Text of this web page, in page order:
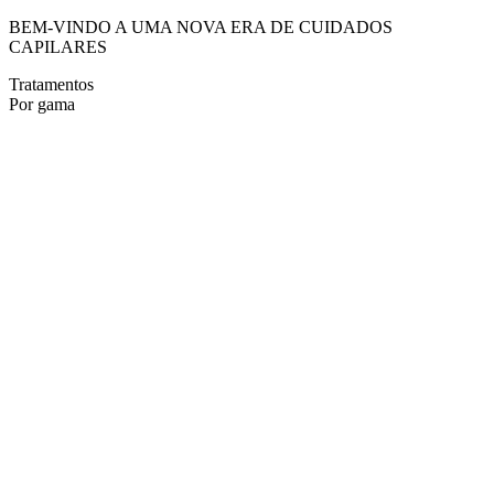
BEM-VINDO A UMA NOVA ERA DE CUIDADOS
CAPILARES
Tratamentos
Por gama